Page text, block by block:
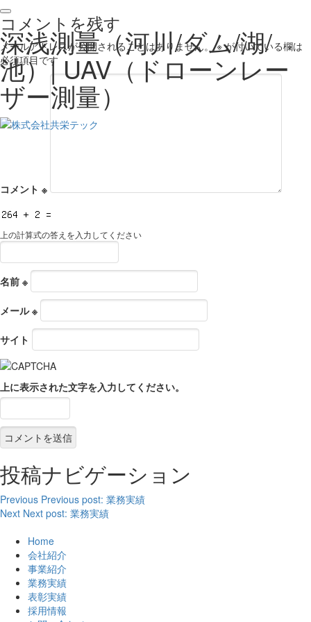
深浅測量（河川/ダム/湖/
池）| UAV（ドローンレー
ザー測量）
コメントを残す
メールアドレスが公開されることはありません。 ※が付いている欄は
必須項目です
コメント ※
上の計算式の答えを入力してください
名前 ※
メール※
サイト
上に表示された文字を入力してください。
投稿ナビゲーション
Previous Previous post: 業務実績
Next Next post: 業務実績
Home
会社紹介
事業紹介
業務実績
表彰実績
採用情報